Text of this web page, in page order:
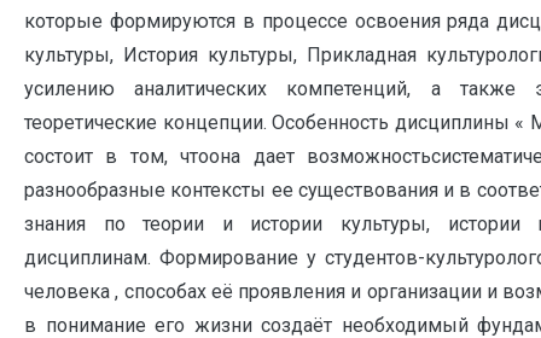
которые формируются в процессе освоения ряда
культуры, История культуры, Прикладная
усилению аналитических компетенций, а
теоретические концепции. Особенность дисциплины «
состоит в том, чтоона дает
разнообразные контексты ее существования и в
знания по теории и истории культуры, истории
дисциплинам. Формирование у студентов-
человека , способах её проявления и организации и
в понимание его жизни создаёт необходимый